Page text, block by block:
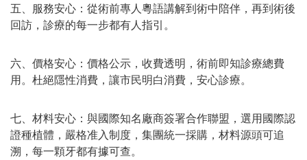
五、服務安心：從術前專人粵語講解到術中陪伴，再到術後
回訪，診療的每一步都有人指引。
六、價格安心：價格公示，收費透明，術前即知診療總費
用。杜絕隱性消費，讓市民明白消費，安心診療。
七、材料安心：與國際知名廠商簽署合作聯盟，選用國際認
證種植體，嚴格准入制度，集團統一採購，材料源頭可追
溯，每一顆牙都有據可查。